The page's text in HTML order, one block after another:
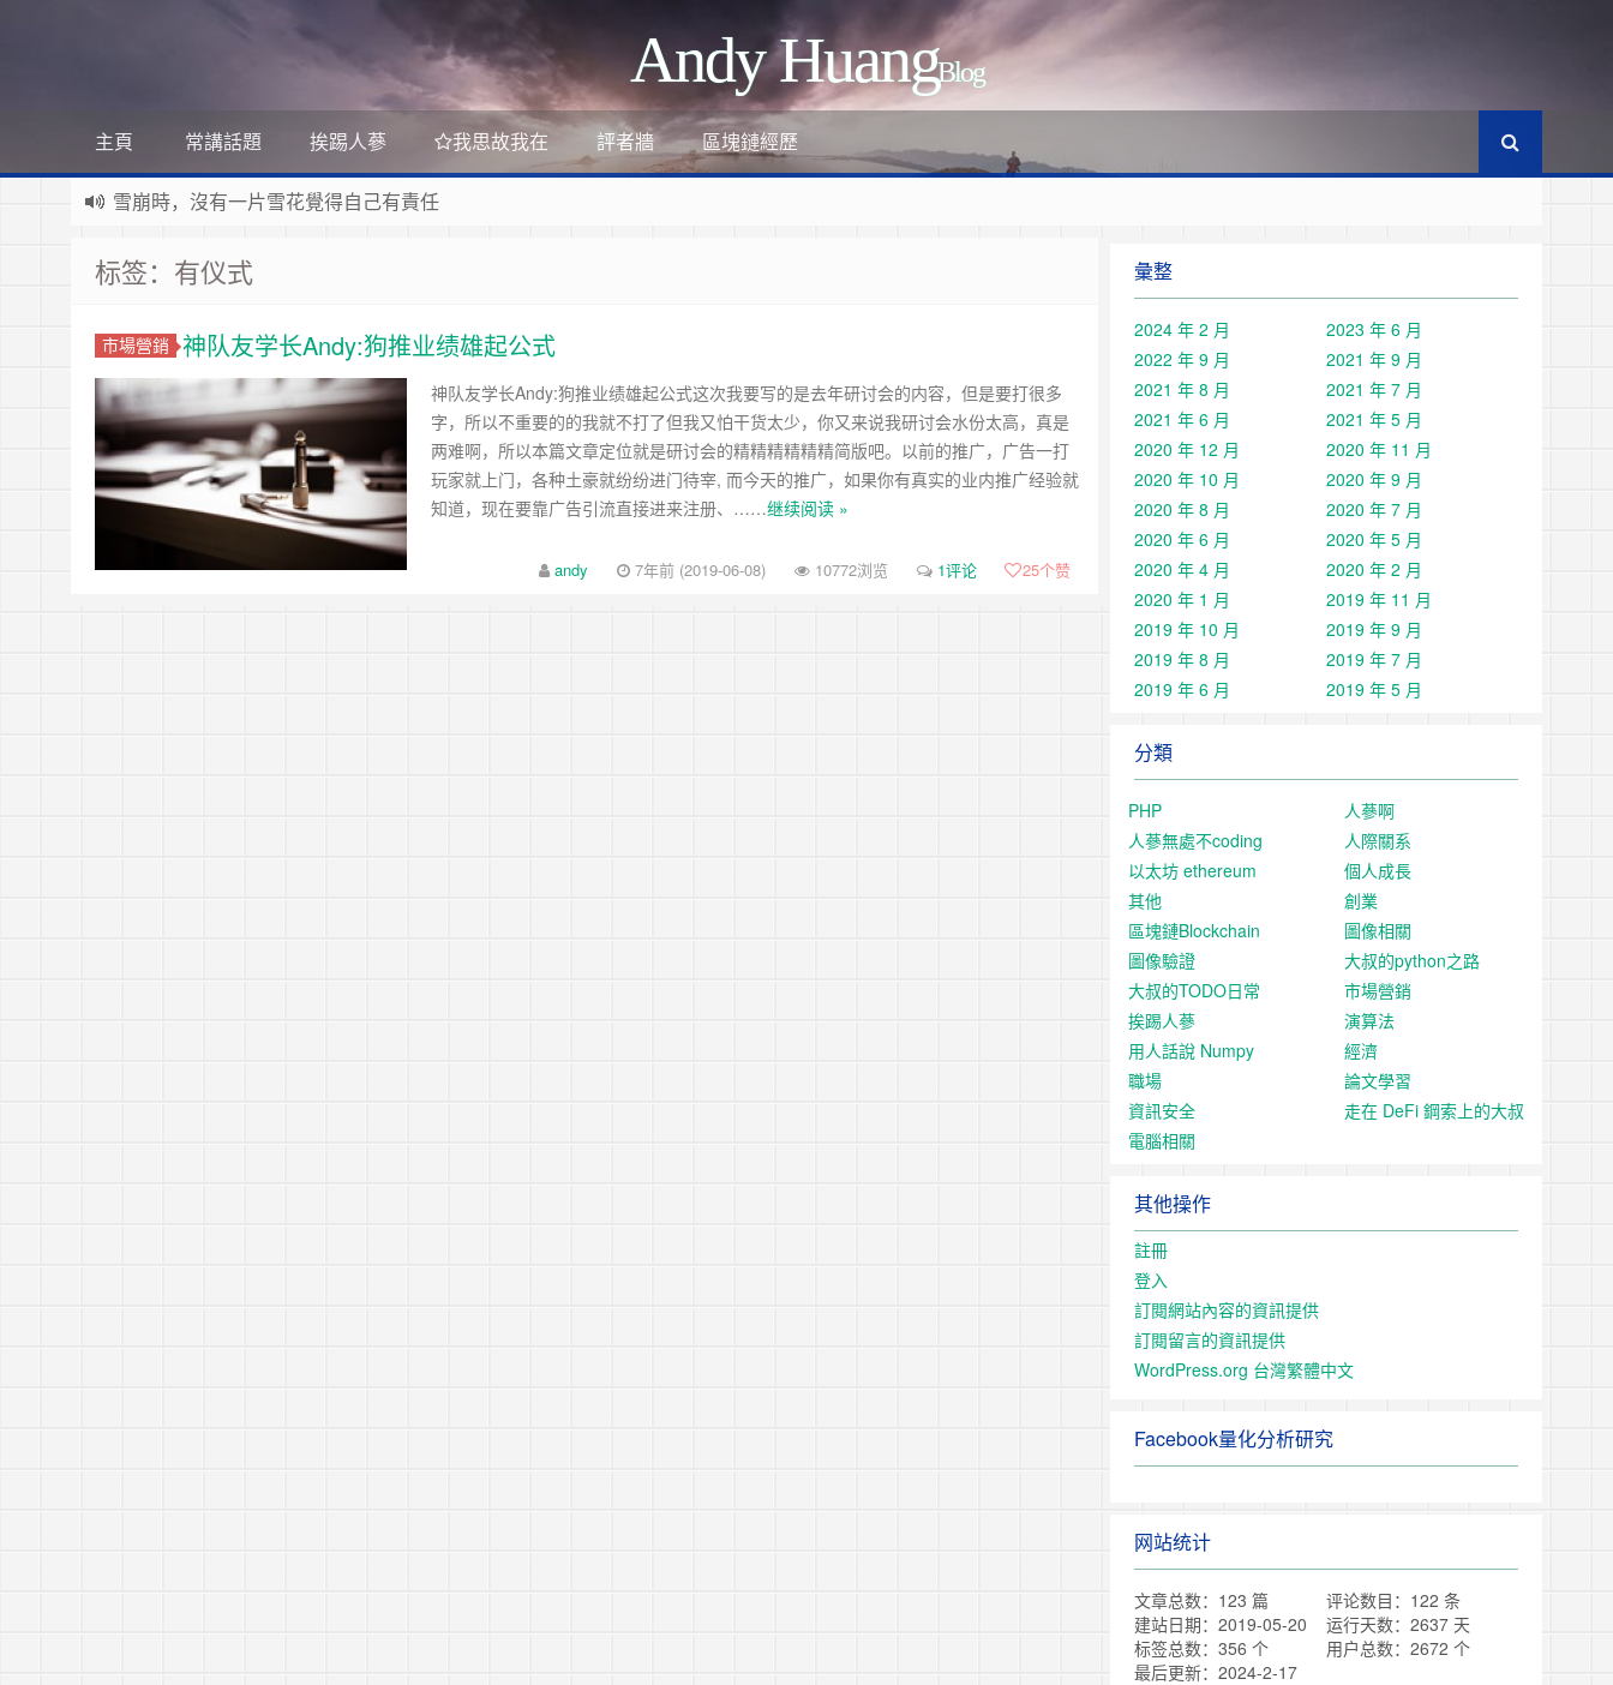
Andy HuangBlog
主頁 常講話題 挨踢人蔘 我思故我在 評者牆 區塊鏈經歷
雪崩時，沒有一片雪花覺得自己有責任
如何讓玩家一直沉迷
如何讓玩家拉幫結派
如何讓玩家充值更多
如何實現隱性的現金賭博和金幣交易
遇事不決 量子力學
文昭論古論今
好看的皮囊千篇一律 有趣的靈魂萬裡挑一
Raft PBFT
Reliable, Replicated, Redundant, And Fault-Tolerant
Practical Byzantine Fault Tolerant
受人之辱，不動一色
查人之過，不揚於眾
覺人之詐，不憤於言
Google 如何進行 Code Review – 6
https://tachingchen.com/tw/blog/how-to-do-a-code-review-by-google-6/
Google 如何進行 Code Review – 5
https://tachingchen.com/tw/blog/how-to-do-a-code-review-by-google-5/
Google 如何進行 Code Review – 4
喜大普奔
樂人同走
當我以為那是一個知識點，其實那是一個知識圓
标签：有仪式
市場營銷 神队友学长Andy:狗推业绩雄起公式
神队友学长Andy:狗推业绩雄起公式这次我要写的是去年研讨会的内容，但是要打很多
字，所以不重要的的我就不打了但我又怕干货太少，你又来说我研讨会水份太高，真是
两难啊，所以本篇文章定位就是研讨会的精精精精精精简版吧。以前的推广，广告一打
玩家就上门，各种土豪就纷纷进门待宰, 而今天的推广，如果你有真实的业内推广经验就
知道，现在要靠广告引流直接进来注册、……继续阅读 »
andy 7年前 (2019-06-08) 10772浏览 1评论 25个赞
彙整
2024 年 2 月
2023 年 6 月
2022 年 9 月
2021 年 9 月
2021 年 8 月
2021 年 7 月
2021 年 6 月
2021 年 5 月
2020 年 12 月
2020 年 11 月
2020 年 10 月
2020 年 9 月
2020 年 8 月
2020 年 7 月
2020 年 6 月
2020 年 5 月
2020 年 4 月
2020 年 2 月
2020 年 1 月
2019 年 11 月
2019 年 10 月
2019 年 9 月
2019 年 8 月
2019 年 7 月
2019 年 6 月
2019 年 5 月
分類
PHP
人蔘啊
人蔘無處不coding
人際關系
以太坊 ethereum
個人成長
其他
創業
區塊鏈Blockchain
圖像相關
圖像驗證
大叔的python之路
大叔的TODO日常
市場營銷
挨踢人蔘
演算法
用人話說 Numpy
經濟
職場
論文學習
資訊安全
走在 DeFi 鋼索上的大叔
電腦相關
其他操作
註冊
登入
訂閱網站內容的資訊提供
訂閱留言的資訊提供
WordPress.org 台灣繁體中文
Facebook量化分析研究
网站统计
文章总数：123 篇
评论数目：122 条
建站日期：2019-05-20
运行天数：2637 天
标签总数：356 个
用户总数：2672 个
最后更新：2024-2-17